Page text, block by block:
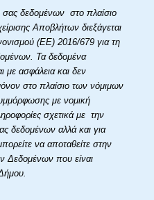
δεδομένων στο πλαίσιο
Αποβλήτων διεξάγεται
(ΕΕ) 2016/679 για τη
Τα δεδομένα
με ασφάλεια και δεν
στο πλαίσιο των νόμιμων
με νομική
σχετικά με την
δεδομένων αλλά και για
να αποταθείτε στην
Δεδομένων που είναι